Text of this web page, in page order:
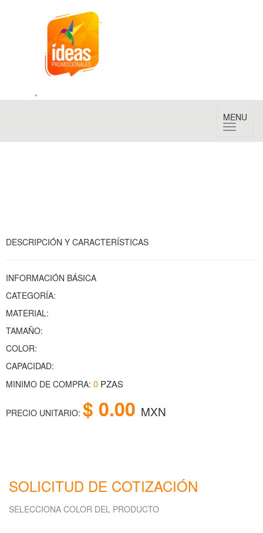
Toggle
navigation
MENU
DESCRIPCIÓN Y CARACTERÍSTICAS
INFORMACIÓN BÁSICA
CATEGORÍA:
MATERIAL:
TAMAÑO:
COLOR:
CAPACIDAD:
MINIMO DE COMPRA: 0 PZAS
PRECIO UNITARIO: $ 0.00 MXN
SOLICITUD DE COTIZACIÓN
SELECCIONA COLOR DEL PRODUCTO